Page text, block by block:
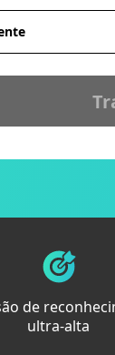
de
ultra-alta